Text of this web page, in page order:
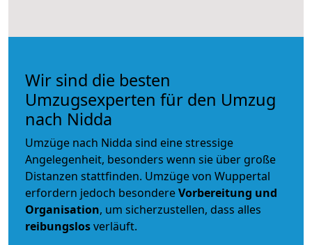
Wir sind die besten
Umzugsexperten für den Umzug
nach Nidda
Umzüge nach Nidda sind eine stressige
Angelegenheit, besonders wenn sie über große
Distanzen stattfinden. Umzüge von Wuppertal
erfordern jedoch besondereVorbereitung und
Organisation, um sicherzustellen, dass alles
reibungslosverläuft.